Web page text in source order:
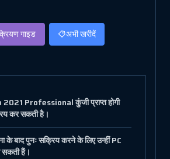
गाइड अभी खरीदें
Professional कुंजी प्राप्त होगी
कर सकती है।
के बाद पुनः सक्रिय करने के लिए उन्हीं PC
सकती हैं।